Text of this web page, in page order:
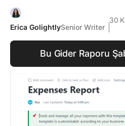
Erica GolightlySenior Writer
30
Bu Gider Raporu